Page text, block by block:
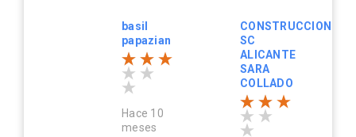
basil
papazian
Hace 10
meses
CONSTRUCCIONES
SC
ALICANTE
SARA
COLLADO